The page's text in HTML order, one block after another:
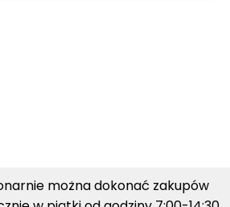
można dokonać zakupów